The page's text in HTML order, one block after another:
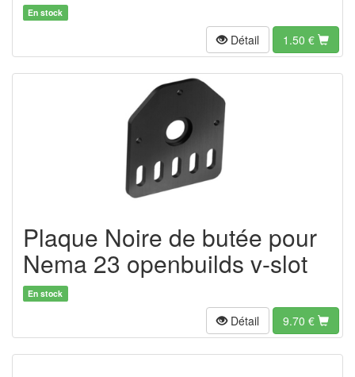
En stock
Détail 1.50 €
Plaque Noire de butée pour
Nema 23 openbuilds v-slot
En stock
Détail 9.70 €